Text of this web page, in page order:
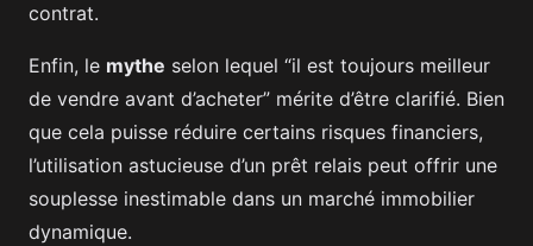
contrat.
Enfin, le mythe selon lequel “il est toujours meilleur
de vendre avant d’acheter” mérite d’être clarifié. Bien
que cela puisse réduire certains risques financiers,
l’utilisation astucieuse d’un prêt relais peut offrir une
souplesse inestimable dans un marché immobilier
dynamique.